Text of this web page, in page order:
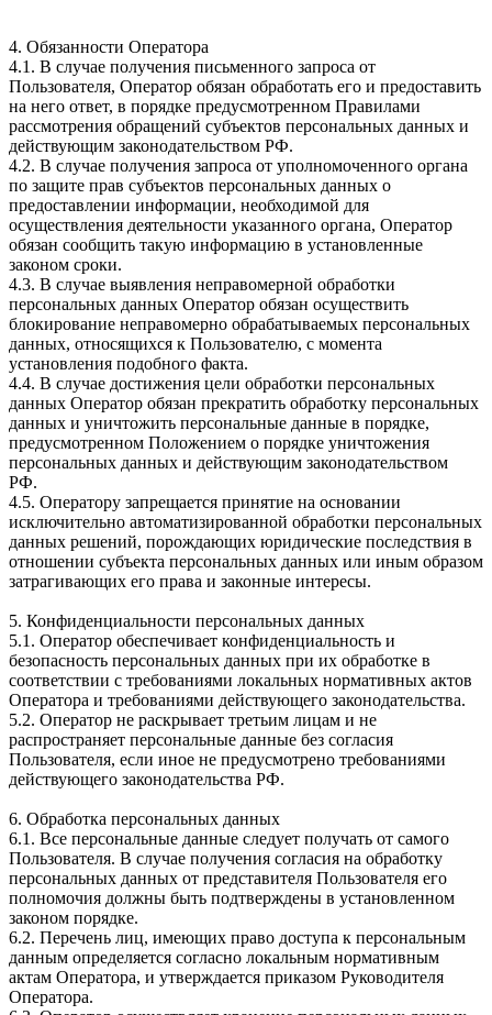
4. Обязанности Оператора
4.1. В случае получения письменного запроса от
Пользователя, Оператор обязан обработать его и предоставить
на него ответ, в порядке предусмотренном Правилами
рассмотрения обращений субъектов персональных данных и
действующим законодательством РФ.
4.2. В случае получения запроса от уполномоченного органа
по защите прав субъектов персональных данных о
предоставлении информации, необходимой для
осуществления деятельности указанного органа, Оператор
обязан сообщить такую информацию в установленные
законом сроки.
4.3. В случае выявления неправомерной обработки
персональных данных Оператор обязан осуществить
блокирование неправомерно обрабатываемых персональных
данных, относящихся к Пользователю, с момента
установления подобного факта.
4.4. В случае достижения цели обработки персональных
данных Оператор обязан прекратить обработку персональных
данных и уничтожить персональные данные в порядке,
предусмотренном Положением о порядке уничтожения
персональных данных и действующим законодательством
РФ.
4.5. Оператору запрещается принятие на основании
исключительно автоматизированной обработки персональных
данных решений, порождающих юридические последствия в
отношении субъекта персональных данных или иным образом
затрагивающих его права и законные интересы.
5. Конфиденциальности персональных данных
5.1. Оператор обеспечивает конфиденциальность и
безопасность персональных данных при их обработке в
соответствии с требованиями локальных нормативных актов
Оператора и требованиями действующего законодательства.
5.2. Оператор не раскрывает третьим лицам и не
распространяет персональные данные без согласия
Пользователя, если иное не предусмотрено требованиями
действующего законодательства РФ.
6. Обработка персональных данных
6.1. Все персональные данные следует получать от самого
Пользователя. В случае получения согласия на обработку
персональных данных от представителя Пользователя его
полномочия должны быть подтверждены в установленном
законом порядке.
6.2. Перечень лиц, имеющих право доступа к персональным
данным определяется согласно локальным нормативным
актам Оператора, и утверждается приказом Руководителя
Оператора.